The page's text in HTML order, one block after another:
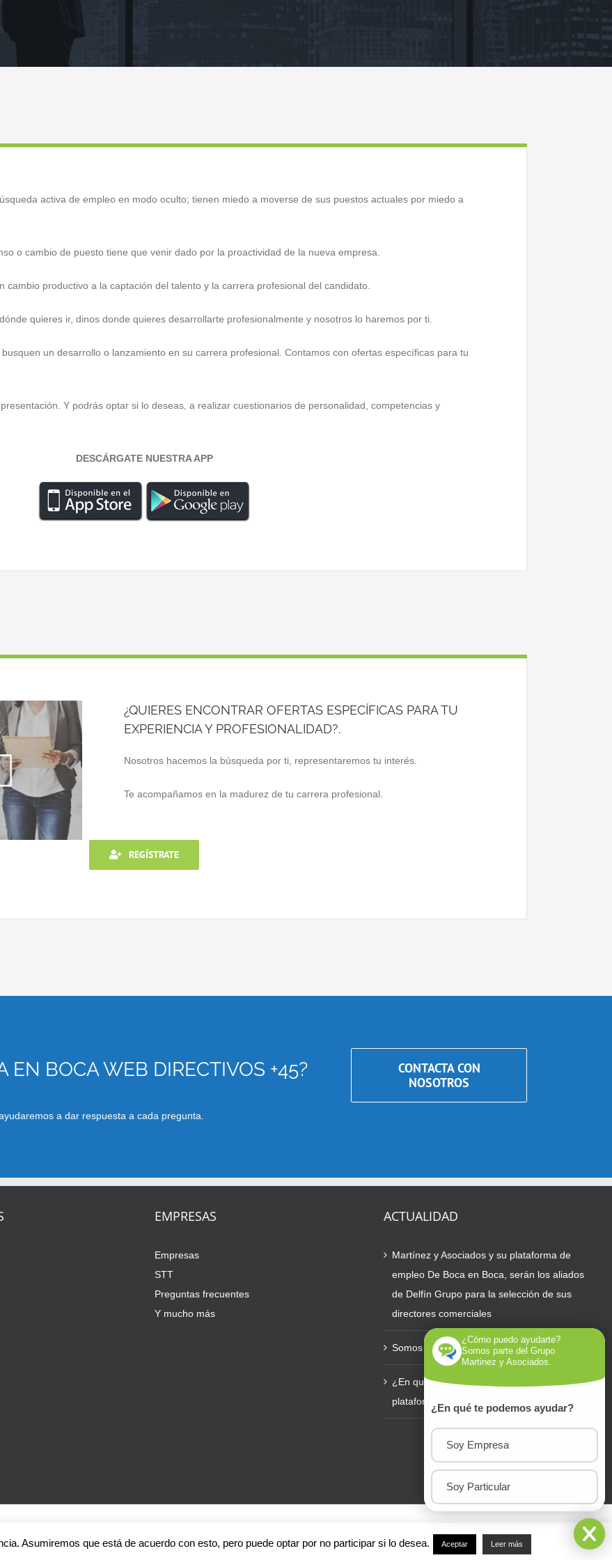
activa de empleo en modo oculto; tienen miedo a moverse de sus puestos actuales por miedo a
o cambio de puesto tiene que venir dado por la proactividad de la nueva empresa.
cambio productivo a la captación del talento y la carrera profesional del candidato.
quieres ir, dinos donde quieres desarrollarte profesionalmente y nosotros lo haremos por ti.
un desarrollo o lanzamiento en su carrera profesional. Contamos con ofertas específicas para tu
Y podrás optar si lo deseas, a realizar cuestionarios de personalidad, competencias y
DESCÁRGATE NUESTRA APP
¿QUIERES ENCONTRAR OFERTAS ESPECÍFICAS PARA TU
EXPERIENCIA Y PROFESIONALIDAD?.
Nosotros hacemos la búsqueda por ti, representaremos tu interés.
Te acompañamos en la madurez de tu carrera profesional.
REGÍSTRATE
EN BOCA WEB DIRECTIVOS +45?
a dar respuesta a cada pregunta.
CONTACTA CON
NOSOTROS
EMPRESAS
Empresas
STT
Preguntas frecuentes
Y mucho más
ACTUALIDAD
Martínez y Asociados y su plataforma de
empleo De Boca en Boca, serán los aliados
de Delfín Grupo para la selección de sus
directores comerciales
Somos el Amazon del reclutamiento
¿En que nos diferenciamos de otras
plataformas?
FacebookTwitterLinkedInYouTube
Asumiremos que está de acuerdo con esto, pero puede optar por no participar si lo desea. Aceptar Leer más
¿Cómo puedo ayudarte?
Somos parte del Grupo
Martinez y Asociados.
¿En qué te podemos ayudar?
Soy Empresa
Soy Particular